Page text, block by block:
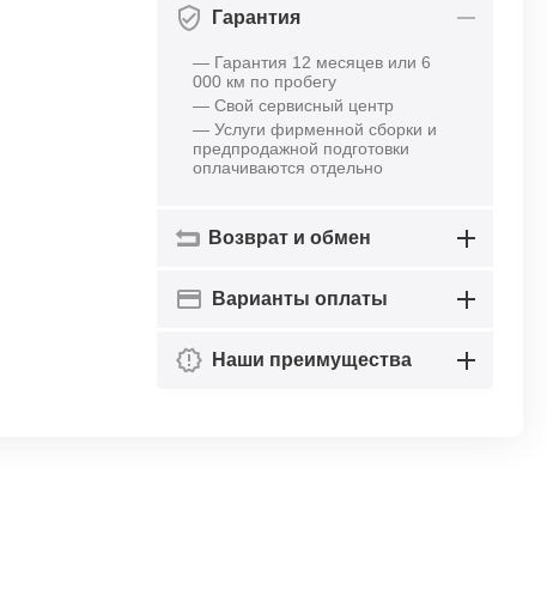
Гарантия
— Гарантия 12 месяцев или 6
000 км по пробегу
— Свой сервисный центр
— Услуги фирменной сборки и
предпродажной подготовки
оплачиваются отдельно
Возврат и обмен
Варианты оплаты
Наши преимущества